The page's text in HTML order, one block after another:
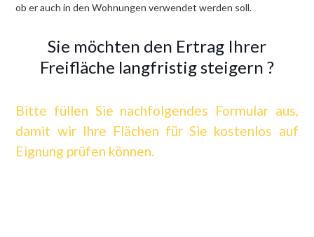
ob er auch in den Wohnungen verwendet werden soll.
Sie möchten den Ertrag Ihrer
Freifläche langfristig steigern ?
Bitte füllen Sie nachfolgendes Formular aus,
damit wir Ihre Flächen für Sie kostenlos auf
Eignung prüfen können.